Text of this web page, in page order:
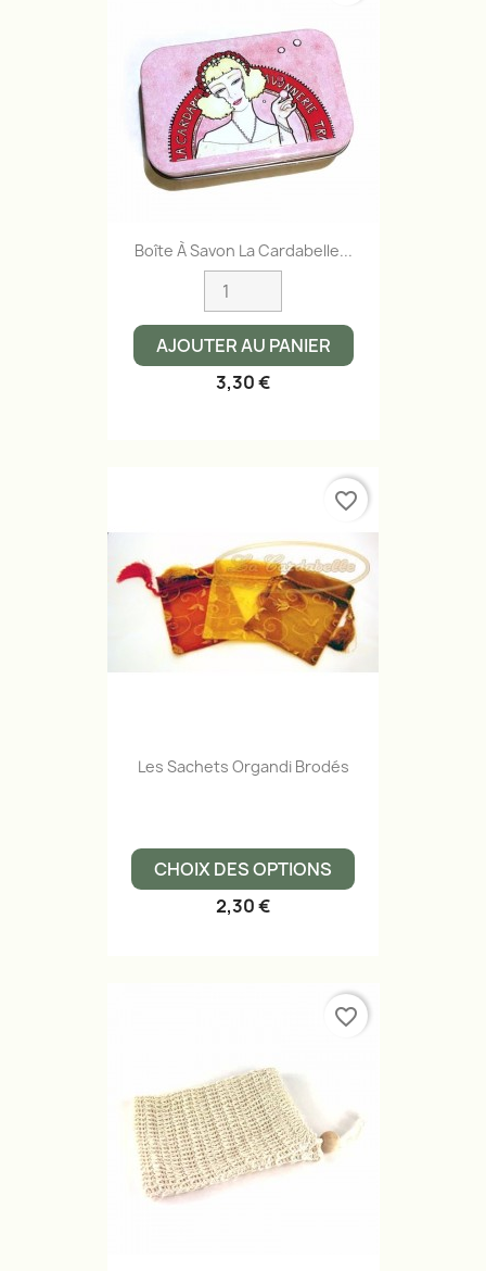
Boîte À Savon La Cardabelle...
AJOUTER AU PANIER
3,30 €
Les Sachets Organdi Brodés
CHOIX DES OPTIONS
2,30 €
favorite_border
favorite_border